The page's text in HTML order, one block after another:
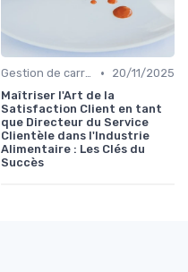
Gestion de carrière dans la food •
20/11/2025
Maîtriser l'Art de la
Satisfaction Client en tant
que Directeur du Service
Clientèle dans l'Industrie
Alimentaire : Les Clés du
Succès